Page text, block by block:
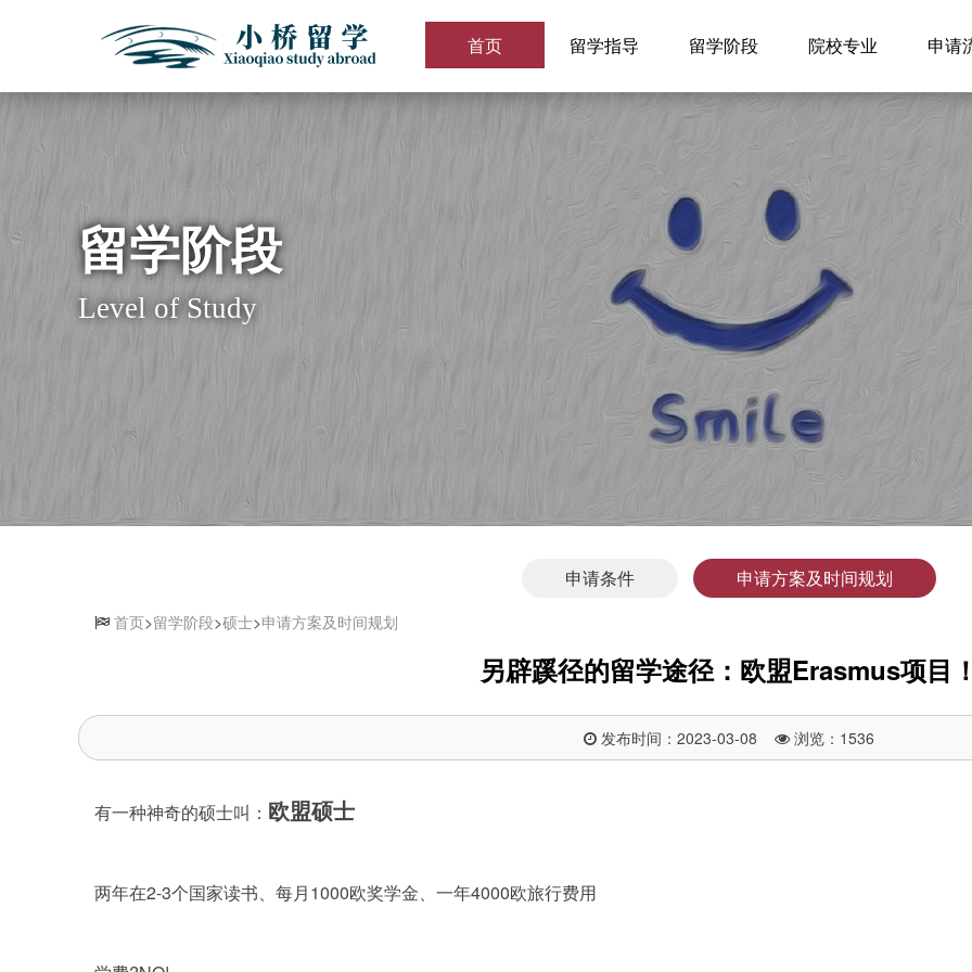
首页 留学指导 留学阶段 院校专业 申请
留学阶段
Level of Study
申请条件 申请方案及时间规划
首页>留学阶段>硕士>申请方案及时间规划
另辟蹊径的留学途径：欧盟Erasmus项目
发布时间：2023-03-08 浏览：1536
有一种神奇的硕士叫： 欧盟硕士
两年在2-3个国家读书、每月1000欧奖学金、一年4000欧旅行费用